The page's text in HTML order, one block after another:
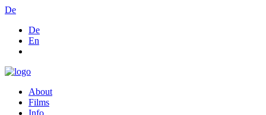
De
De
En
About
Films
Info